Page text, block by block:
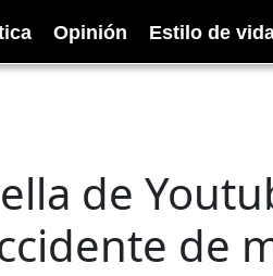
Opinión Estilo de
de
de